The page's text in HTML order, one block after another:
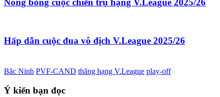
Nóng bỏng cuộc chiến trụ hạng V.League 2025/26
Hấp dẫn cuộc đua vô địch V.League 2025/26
Băc Ninh PVF-CAND thăng hạng V.League play-off
Ý kiến bạn đọc